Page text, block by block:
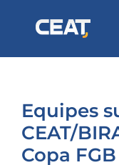
Equipes
CEAT/
Copa